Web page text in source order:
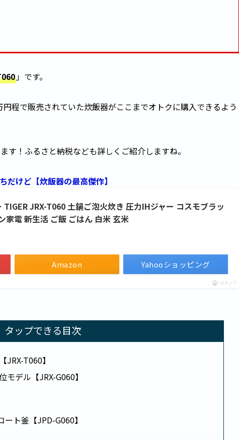
」です。
円程で販売されていた炊飯器がここまでオトクに購入できるよう
す！ふるさと納税なども詳しくご紹介しますね。
だけど【炊飯器の最高傑作】
JRX-T060 土鍋ご泡火炊き 圧力IHジャー コスモブラッ
家電 新生活 ご飯 ごはん 白米 玄米
Amazon Yahooショッピング
ポチップ
タップできる目次
JRX-T060】
モデル【JRX-G060】
ト釜【JPD-G060】